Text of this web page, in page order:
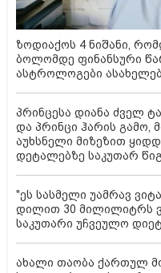
ზოდიაქოს 4 ნიშანი,
ბოლომდე ფინანსური
ასტროლოგები
პრინცესა დიანა ძველ
და პრინცი ჰარის
აუხსნელი მიზეზით
დეტალებზე საკუთარ
"ეს სასმელი უამრავ
დილით 30 მილილიტრს
საკუთარი უჩვეულო
ახალი თაობა ქართულ